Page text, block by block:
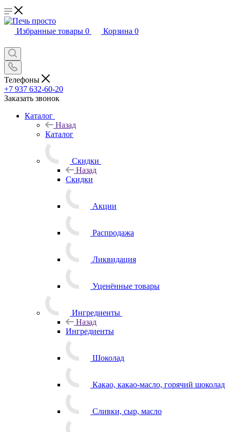
Избранные товары 0 Корзина 0
Телефоны
+7 937 632-60-20
Заказать звонок
Каталог
Назад
Каталог
Скидки
Назад
Скидки
Акции
Распродажа
Ликвидация
Уценённые товары
Ингредиенты
Назад
Ингредиенты
Шоколад
Какао, какао-масло, горячий шоколад
Сливки, сыр, масло